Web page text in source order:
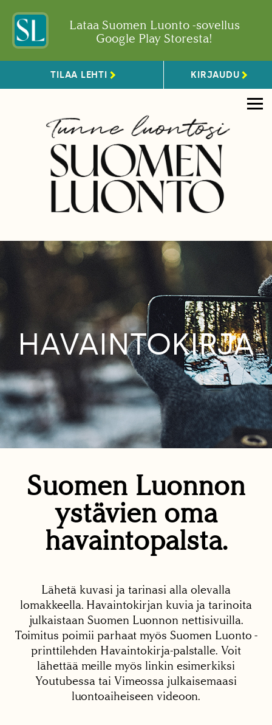
Lataa Suomen Luonto -sovellus
Google Play Storesta!
TILAA LEHTI KIRJAUDU
HAVAINTOKIRJA
Suomen Luonnon
ystävien oma
havaintopalsta.
Lähetä kuvasi ja tarinasi alla olevalla
lomakkeella. Havaintokirjan kuvia ja tarinoita
julkaistaan Suomen Luonnon nettisivuilla.
Toimitus poimii parhaat myös Suomen Luonto -
printtilehden Havaintokirja-palstalle. Voit
lähettää meille myös linkin esimerkiksi
Youtubessa tai Vimeossa julkaisemaasi
luontoaiheiseen videoon.